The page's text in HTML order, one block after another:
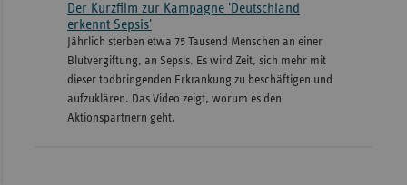
Der Kurzfilm zur Kampagne 'Deutschland
erkennt Sepsis'
Jährlich sterben etwa 75 Tausend Menschen an einer
Blutvergiftung, an Sepsis. Es wird Zeit, sich mehr mit
dieser todbringenden Erkrankung zu beschäftigen und
aufzuklären. Das Video zeigt, worum es den
Aktionspartnern geht.